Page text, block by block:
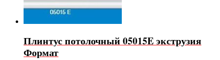
Плинтус потолочный 05015E экструзия
Формат